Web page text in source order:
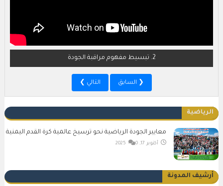
2. تبسيط مفهوم مراقبة الجودة
❮ السابق التالي ❯
الرياضية
معايير الجودة الرياضية نحو ترسيخ عالمية كرة القدم اليمنية
أكتوبر 17, 2025 0
أرشيف المدونة